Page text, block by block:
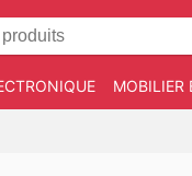
MOBILIER